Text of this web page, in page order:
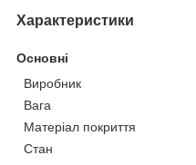
Характеристики
Основні
Виробник
Вага
Матеріал покриття
Стан